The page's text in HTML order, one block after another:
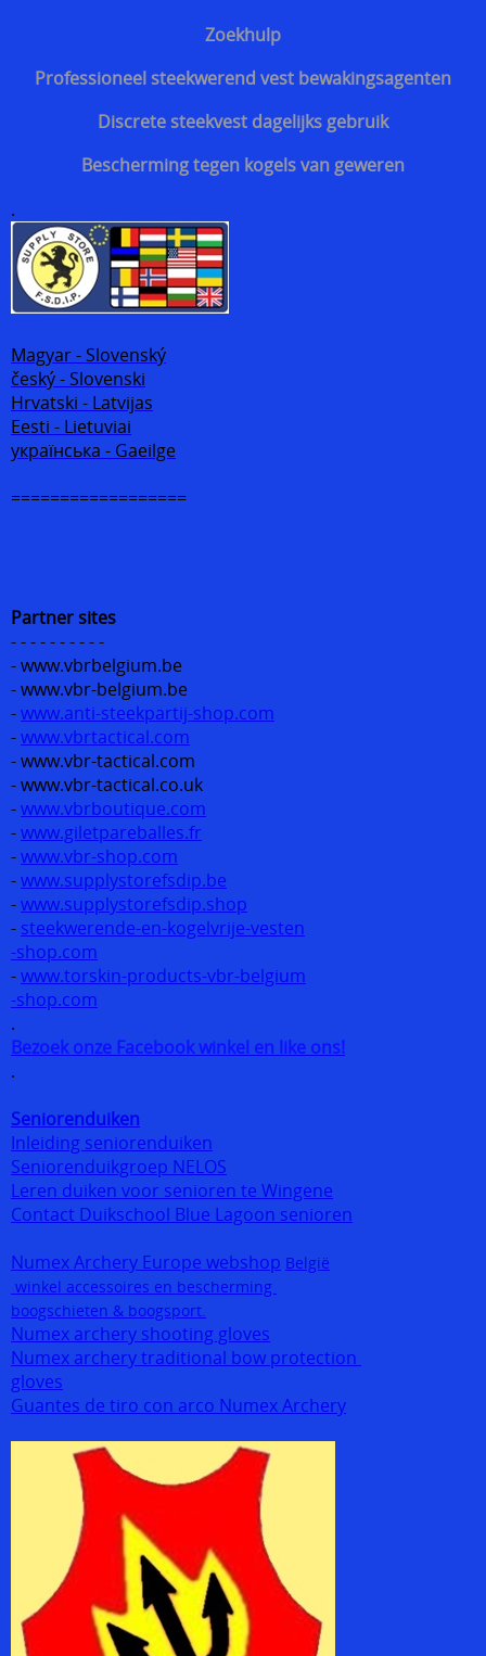
Zoekhulp
Professioneel steekwerend vest bewakingsagenten
Discrete steekvest dagelijks gebruik
Bescherming tegen kogels van geweren
.
Magyar - Slovenský
český - Slovenski
Hrvatski - Latvijas
Eesti - Lietuviai
українська - Gaeilge
==================
Partner sites
- - - - - - - - - -
- www.vbrbelgium.be
- www.vbr-belgium.be
-www.anti-steekpartij-shop.com
-www.vbrtactical.com
- www.vbr-tactical.com
- www.vbr-tactical.co.uk
-www.vbrboutique.com
-www.giletpareballes.fr
-www.vbr-shop.com
-www.supplystorefsdip.be
-www.supplystorefsdip.shop
- steekwerende-en-kogelvrije-vesten
-shop.com
-www.torskin-products-vbr-belgium
-shop.com
.
Bezoek onze Facebook winkel en like ons!
.
Seniorenduiken
Inleiding seniorenduiken
Seniorenduikgroep NELOS
Leren duiken voor senioren te Wingene
Contact Duikschool Blue Lagoon senioren
Numex Archery Europe webshop België
winkel accessoires en bescherming
boogschieten & boogsport.
Numex archery shooting gloves
Numex archery traditional bow protection
gloves
Guantes de tiro con arco Numex Archery